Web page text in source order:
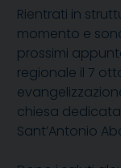
Rientrati in
momento e
prossimi
regionale il 7
chiesa
Sant’Antonio